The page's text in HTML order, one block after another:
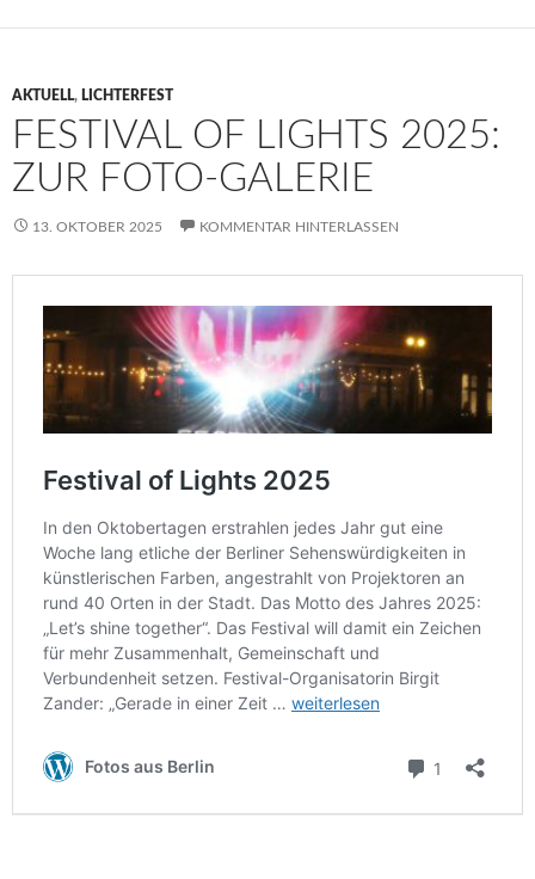
AKTUELL, LICHTERFEST
FESTIVAL OF LIGHTS 2025:
ZUR FOTO-GALERIE
13. OKTOBER 2025 KOMMENTAR HINTERLASSEN